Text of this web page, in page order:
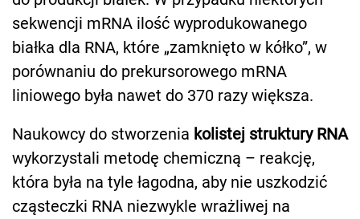
sekwencji mRNA ilość wyprodukowanego
białka dla RNA, które „zamknięto w kółko”, w
porównaniu do prekursorowego mRNA
liniowego była nawet do 370 razy większa.
Naukowcy do stworzenia kolistej struktury RNA
wykorzystali metodę chemiczną – reakcję,
która była na tyle łagodna, aby nie uszkodzić
cząsteczki RNA niezwykle wrażliwej na